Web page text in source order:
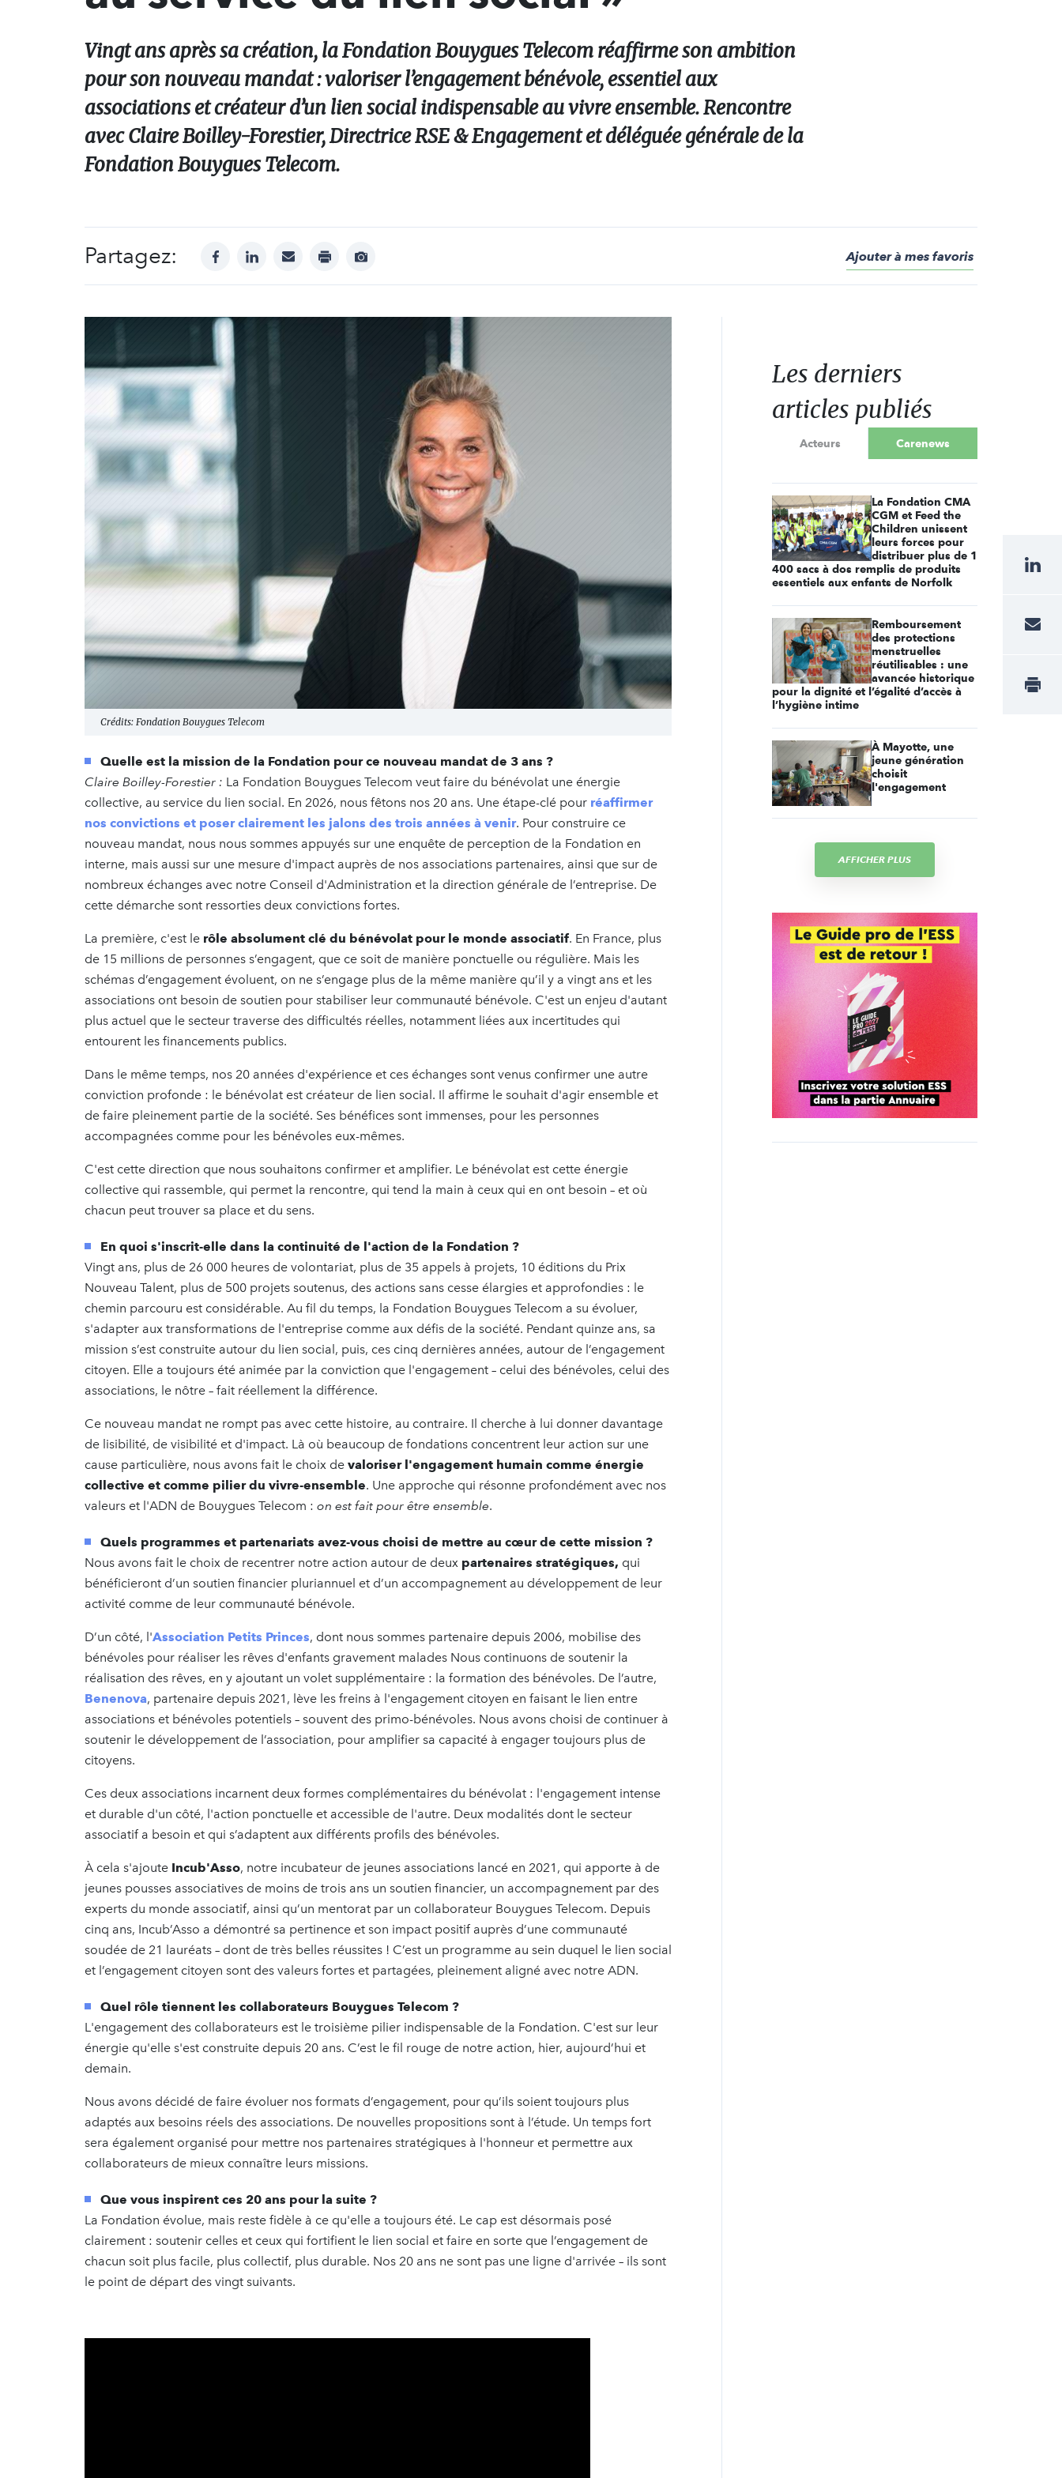
Vingt ans après sa création, la Fondation Bouygues Telecom réaffirme son ambition
pour son nouveau mandat : valoriser l’engagement bénévole, essentiel aux
associations et créateur d’un lien social indispensable au vivre ensemble. Rencontre
avec Claire Boilley-Forestier, Directrice RSE & Engagement et déléguée générale de la
Fondation Bouygues Telecom.
Partagez: facebooklinkedinmail print
Afficher
Ajouter à mes favoris
Crédits: Fondation Bouygues Telecom
Quelle est la mission de la Fondation pour ce nouveau mandat de 3 ans ?
Claire Boilley-Forestier : La Fondation Bouygues Telecom veut faire du bénévolat une énergie
collective, au service du lien social. En 2026, nous fêtons nos 20 ans. Une étape-clé pour réaffirmer
nos convictions et poser clairement les jalons des trois années à venir. Pour construire ce
nouveau mandat, nous nous sommes appuyés sur une enquête de perception de la Fondation en
interne, mais aussi sur une mesure d'impact auprès de nos associations partenaires, ainsi que sur de
nombreux échanges avec notre Conseil d'Administration et la direction générale de l’entreprise. De
cette démarche sont ressorties deux convictions fortes.
La première, c'est le rôle absolument clé du bénévolat pour le monde associatif. En France, plus
de 15 millions de personnes s’engagent, que ce soit de manière ponctuelle ou régulière. Mais les
schémas d’engagement évoluent, on ne s’engage plus de la même manière qu’il y a vingt ans et les
associations ont besoin de soutien pour stabiliser leur communauté bénévole. C'est un enjeu d'autant
plus actuel que le secteur traverse des difficultés réelles, notamment liées aux incertitudes qui
entourent les financements publics.
Dans le même temps, nos 20 années d'expérience et ces échanges sont venus confirmer une autre
conviction profonde : le bénévolat est créateur de lien social. Il affirme le souhait d'agir ensemble et
de faire pleinement partie de la société. Ses bénéfices sont immenses, pour les personnes
accompagnées comme pour les bénévoles eux-mêmes.
C'est cette direction que nous souhaitons confirmer et amplifier. Le bénévolat est cette énergie
collective qui rassemble, qui permet la rencontre, qui tend la main à ceux qui en ont besoin – et où
chacun peut trouver sa place et du sens.
En quoi s'inscrit-elle dans la continuité de l'action de la Fondation ?
Vingt ans, plus de 26 000 heures de volontariat, plus de 35 appels à projets, 10 éditions du Prix
Nouveau Talent, plus de 500 projets soutenus, des actions sans cesse élargies et approfondies : le
chemin parcouru est considérable. Au fil du temps, la Fondation Bouygues Telecom a su évoluer,
s'adapter aux transformations de l'entreprise comme aux défis de la société. Pendant quinze ans, sa
mission s’est construite autour du lien social, puis, ces cinq dernières années, autour de l’engagement
citoyen. Elle a toujours été animée par la conviction que l'engagement – celui des bénévoles, celui des
associations, le nôtre – fait réellement la différence.
Ce nouveau mandat ne rompt pas avec cette histoire, au contraire. Il cherche à lui donner davantage
de lisibilité, de visibilité et d'impact. Là où beaucoup de fondations concentrent leur action sur une
cause particulière, nous avons fait le choix de valoriser l'engagement humain comme énergie
collective et comme pilier du vivre-ensemble. Une approche qui résonne profondément avec nos
valeurs et l'ADN de Bouygues Telecom : on est fait pour être ensemble.
Quels programmes et partenariats avez-vous choisi de mettre au cœur de cette mission ?
Nous avons fait le choix de recentrer notre action autour de deux partenaires stratégiques, qui
bénéficieront d’un soutien financier pluriannuel et d’un accompagnement au développement de leur
activité comme de leur communauté bénévole.
D’un côté, l'Association Petits Princes, dont nous sommes partenaire depuis 2006, mobilise des
bénévoles pour réaliser les rêves d'enfants gravement malades Nous continuons de soutenir la
réalisation des rêves, en y ajoutant un volet supplémentaire : la formation des bénévoles. De l’autre,
Benenova, partenaire depuis 2021, lève les freins à l'engagement citoyen en faisant le lien entre
associations et bénévoles potentiels – souvent des primo-bénévoles. Nous avons choisi de continuer à
soutenir le développement de l’association, pour amplifier sa capacité à engager toujours plus de
citoyens.
Ces deux associations incarnent deux formes complémentaires du bénévolat : l'engagement intense
et durable d'un côté, l'action ponctuelle et accessible de l'autre. Deux modalités dont le secteur
associatif a besoin et qui s’adaptent aux différents profils des bénévoles.
À cela s'ajoute Incub'Asso, notre incubateur de jeunes associations lancé en 2021, qui apporte à de
jeunes pousses associatives de moins de trois ans un soutien financier, un accompagnement par des
experts du monde associatif, ainsi qu’un mentorat par un collaborateur Bouygues Telecom. Depuis
cinq ans, Incub’Asso a démontré sa pertinence et son impact positif auprès d’une communauté
soudée de 21 lauréats – dont de très belles réussites ! C’est un programme au sein duquel le lien social
et l’engagement citoyen sont des valeurs fortes et partagées, pleinement aligné avec notre ADN.
Quel rôle tiennent les collaborateurs Bouygues Telecom ?
L'engagement des collaborateurs est le troisième pilier indispensable de la Fondation. C'est sur leur
énergie qu'elle s'est construite depuis 20 ans. C’est le fil rouge de notre action, hier, aujourd’hui et
demain.
Nous avons décidé de faire évoluer nos formats d’engagement, pour qu’ils soient toujours plus
adaptés aux besoins réels des associations. De nouvelles propositions sont à l’étude. Un temps fort
sera également organisé pour mettre nos partenaires stratégiques à l'honneur et permettre aux
collaborateurs de mieux connaître leurs missions.
Que vous inspirent ces 20 ans pour la suite ?
La Fondation évolue, mais reste fidèle à ce qu'elle a toujours été. Le cap est désormais posé
clairement : soutenir celles et ceux qui fortifient le lien social et faire en sorte que l’engagement de
chacun soit plus facile, plus collectif, plus durable. Nos 20 ans ne sont pas une ligne d'arrivée – ils sont
le point de départ des vingt suivants.
Les derniers
articles publiés
Acteurs Carenews
La Fondation CMA
CGM et Feed the
Children unissent
leurs forces pour
distribuer plus de 1
400 sacs à dos remplis de produits
essentiels aux enfants de Norfolk
Remboursement
des protections
menstruelles
réutilisables : une
avancée historique
pour la dignité et l’égalité d’accès à
l’hygiène intime
À Mayotte, une
jeune génération
choisit
l'engagement
AFFICHER PLUS